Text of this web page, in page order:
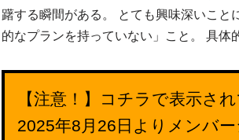
躇する瞬間がある。 とても興味深いこ
的なプランを持っていない」こと。 具体
【注意！】コチラで表示さ
2025年8月26日よりメンバ